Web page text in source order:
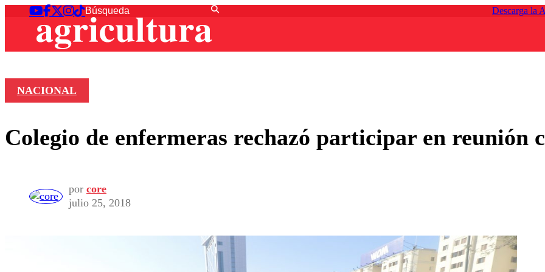
Descarga la
NACIONAL
Colegio de enfermeras rechazó participar en reunión
por core
julio 25, 2018